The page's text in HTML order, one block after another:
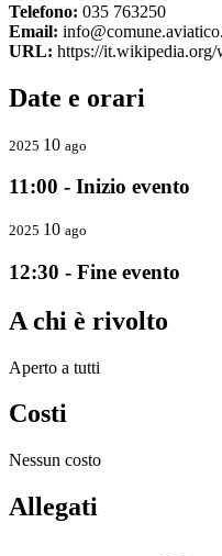
Telefono: 035 763250
Email:
URL: https://
Date e orari
2025 10 ago
11:00 - Inizio evento
2025 10 ago
12:30 - Fine evento
A chi è rivolto
Aperto a tutti
Costi
Nessun costo
Allegati